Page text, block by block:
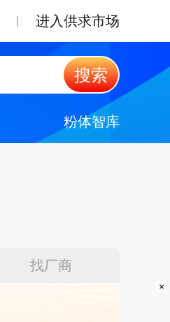
进入供求市场
搜索
粉体智库
找厂商
×